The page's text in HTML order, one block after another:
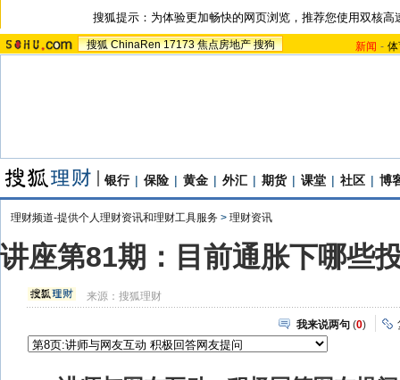
搜狐提示：为体验更加畅快的网页浏览，推荐您使用双核高
搜狐 ChinaRen 17173 焦点房地产 搜狗 新闻 -
银行 | 保险 | 黄金 | 外汇 | 期货 | 课堂 | 社区 | 博
理财频道-提供个人理财资讯和理财工具服务 > 理财资讯
讲座第81期：目前通胀下哪些
来源： 搜狐理财
我来说两句 (0)